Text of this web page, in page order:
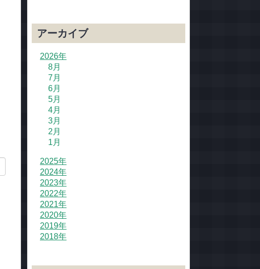
アーカイブ
2026年
8月
7月
6月
5月
4月
3月
2月
1月
2025年
2024年
2023年
2022年
2021年
2020年
2019年
2018年